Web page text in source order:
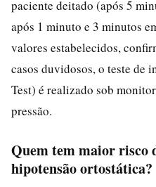
paciente deitado (após 5
após 1 minuto e 3 minutos
valores estabelecidos,
casos duvidosos, o teste de
Test) é realizado sob
pressão.
Quem tem maior risco
hipotensão ortostática?